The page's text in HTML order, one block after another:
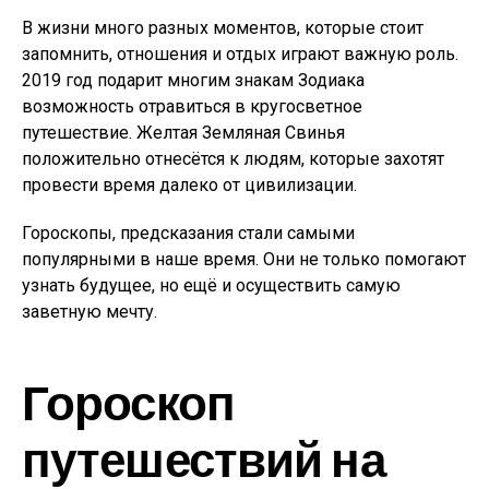
В жизни много разных моментов, которые стоит
запомнить, отношения и отдых играют важную роль.
2019 год подарит многим знакам Зодиака
возможность отравиться в кругосветное
путешествие. Желтая Земляная Свинья
положительно отнесётся к людям, которые захотят
провести время далеко от цивилизации.
Гороскопы, предсказания стали самыми
популярными в наше время. Они не только помогают
узнать будущее, но ещё и осуществить самую
заветную мечту.
Гороскоп
путешествий на